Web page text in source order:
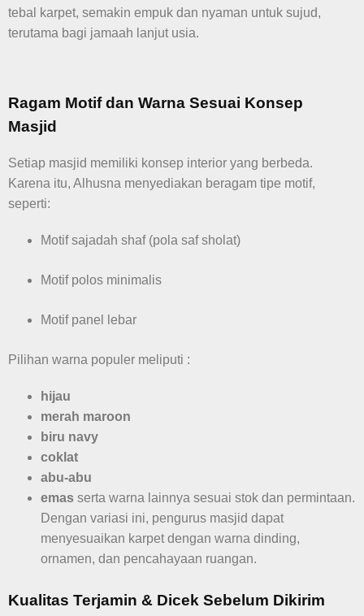
tebal karpet, semakin empuk dan nyaman untuk sujud,
terutama bagi jamaah lanjut usia.
Ragam Motif dan Warna Sesuai Konsep
Masjid
Setiap masjid memiliki konsep interior yang berbeda.
Karena itu, Alhusna menyediakan beragam tipe motif,
seperti:
Motif sajadah shaf (pola saf sholat)
Motif polos minimalis
Motif panel lebar
Pilihan warna populer meliputi :
hijau
merah maroon
biru navy
coklat
abu-abu
emas serta warna lainnya sesuai stok dan permintaan.
Dengan variasi ini, pengurus masjid dapat
menyesuaikan karpet dengan warna dinding,
ornamen, dan pencahayaan ruangan.
Kualitas Terjamin & Dicek Sebelum Dikirim